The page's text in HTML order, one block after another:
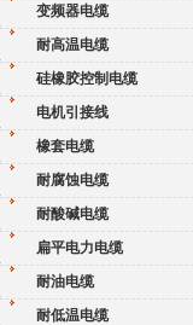
变频器电缆
耐高温电缆
硅橡胶控制电缆
电机引接线
橡套电缆
耐腐蚀电缆
耐酸碱电缆
扁平电力电缆
耐油电缆
耐低温电缆